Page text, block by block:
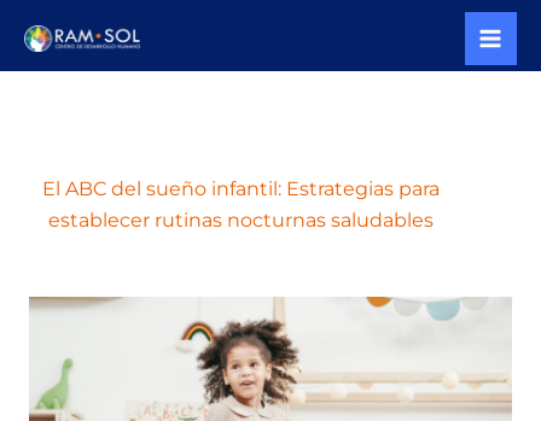
content
El ABC del sueño infantil: Estrategias para
establecer rutinas nocturnas saludables